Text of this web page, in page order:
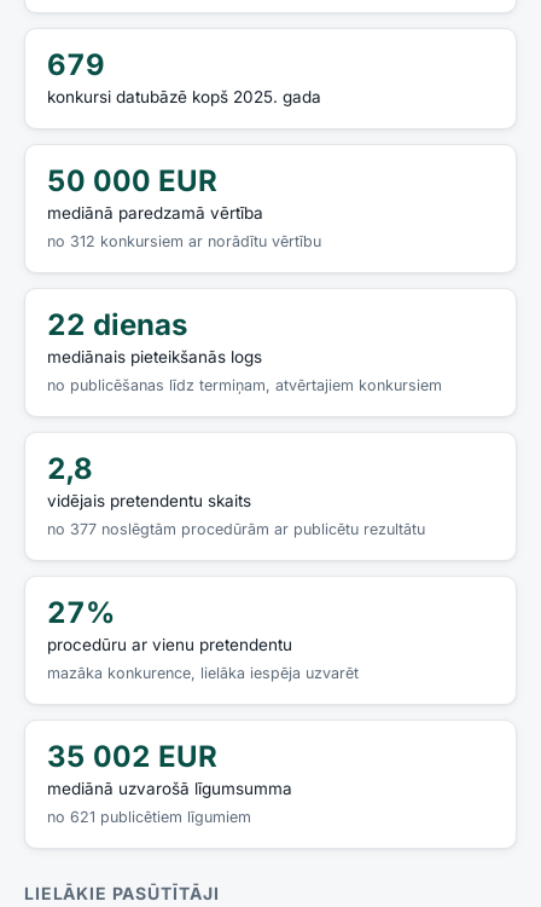
679
konkursi datubāzē kopš 2025. gada
50 000 EUR
mediānā paredzamā vērtība
no 312 konkursiem ar norādītu vērtību
22 dienas
mediānais pieteikšanās logs
no publicēšanas līdz termiņam, atvērtajiem konkursiem
2,8
vidējais pretendentu skaits
no 377 noslēgtām procedūrām ar publicētu rezultātu
27%
procedūru ar vienu pretendentu
mazāka konkurence, lielāka iespēja uzvarēt
35 002 EUR
mediānā uzvarošā līgumsumma
no 621 publicētiem līgumiem
LIELĀKIE PASŪTĪTĀJI